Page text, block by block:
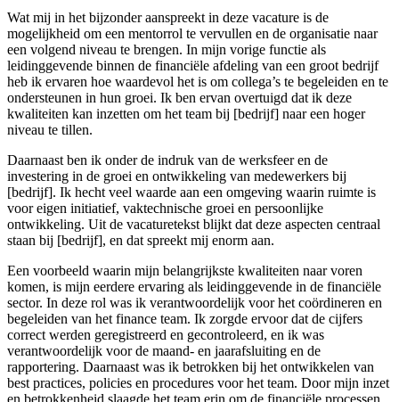
Wat mij in het bijzonder aanspreekt in deze vacature is de
mogelijkheid om een mentorrol te vervullen en de organisatie naar
een volgend niveau te brengen. In mijn vorige functie als
leidinggevende binnen de financiële afdeling van een groot bedrijf
heb ik ervaren hoe waardevol het is om collega’s te begeleiden en te
ondersteunen in hun groei. Ik ben ervan overtuigd dat ik deze
kwaliteiten kan inzetten om het team bij [bedrijf] naar een hoger
niveau te tillen.
Daarnaast ben ik onder de indruk van de werksfeer en de
investering in de groei en ontwikkeling van medewerkers bij
[bedrijf]. Ik hecht veel waarde aan een omgeving waarin ruimte is
voor eigen initiatief, vaktechnische groei en persoonlijke
ontwikkeling. Uit de vacaturetekst blijkt dat deze aspecten centraal
staan bij [bedrijf], en dat spreekt mij enorm aan.
Een voorbeeld waarin mijn belangrijkste kwaliteiten naar voren
komen, is mijn eerdere ervaring als leidinggevende in de financiële
sector. In deze rol was ik verantwoordelijk voor het coördineren en
begeleiden van het finance team. Ik zorgde ervoor dat de cijfers
correct werden geregistreerd en gecontroleerd, en ik was
verantwoordelijk voor de maand- en jaarafsluiting en de
rapportering. Daarnaast was ik betrokken bij het ontwikkelen van
best practices, policies en procedures voor het team. Door mijn inzet